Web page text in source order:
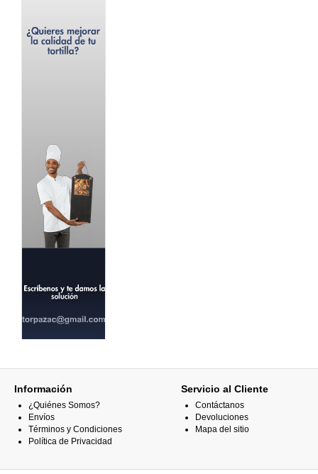
Información
¿Quiénes Somos?
Envíos
Términos y Condiciones
Política de Privacidad
Servicio al Cliente
Contáctanos
Devoluciones
Mapa del sitio